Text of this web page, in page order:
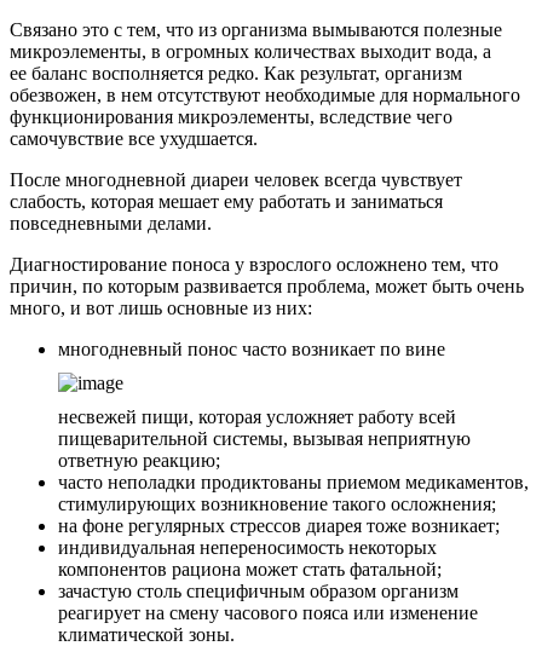
Связано это с тем, что из организма вымываются полезные
микроэлементы, в огромных количествах выходит вода, а
ее баланс восполняется редко. Как результат, организм
обезвожен, в нем отсутствуют необходимые для нормального
функционирования микроэлементы, вследствие чего
самочувствие все ухудшается.
После многодневной диареи человек всегда чувствует
слабость, которая мешает ему работать и заниматься
повседневными делами.
Диагностирование поноса у взрослого осложнено тем, что
причин, по которым развивается проблема, может быть очень
много, и вот лишь основные из них:
многодневный понос часто возникает по вине
несвежей пищи, которая усложняет работу всей
пищеварительной системы, вызывая неприятную
ответную реакцию;
часто неполадки продиктованы приемом медикаментов,
стимулирующих возникновение такого осложнения;
на фоне регулярных стрессов диарея тоже возникает;
индивидуальная непереносимость некоторых
компонентов рациона может стать фатальной;
зачастую столь специфичным образом организм
реагирует на смену часового пояса или изменение
климатической зоны.